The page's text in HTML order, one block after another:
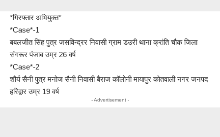
*गिरफ्तार अभियुक्त*
*Case*-1
बबलजीत सिंह पुत्र जसविन्द्रर निवासी ग्राम डउरी थाना क्रांति चौक जिला
संगरूर पंजाब उम्र 26 वर्ष
*Case*-2
शौर्य सैनी पुत्र मनोज सैनी निवासी बैराज कॉलोनी मायापुर कोतवाली नगर जनपद
हरिद्वार उम्र 19 वर्ष
- Advertisement -